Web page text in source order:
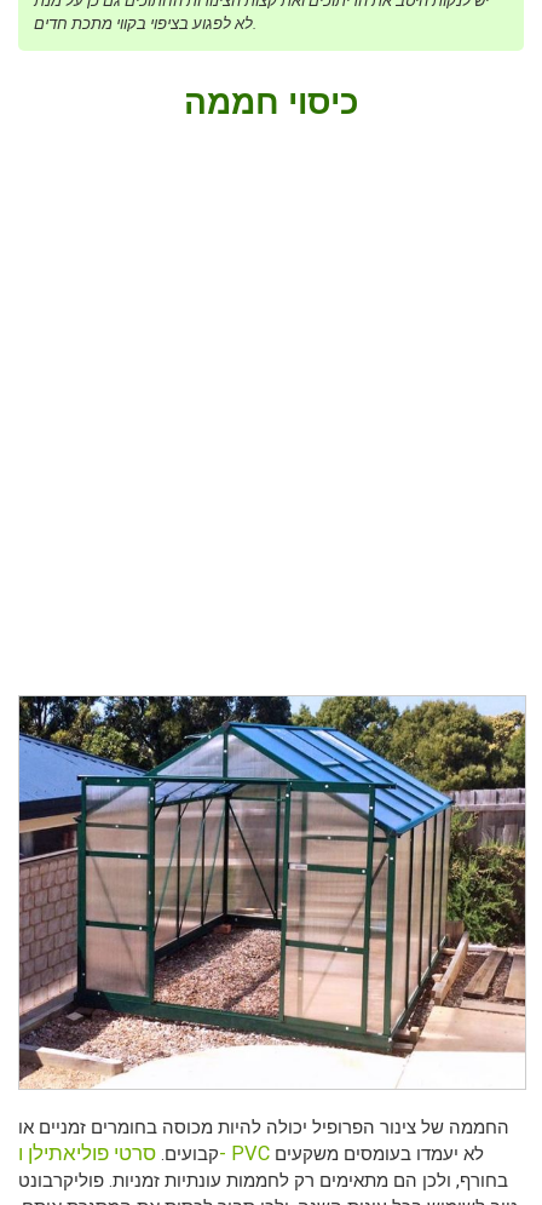
לא לפגוע בציפוי בקווי מתכת חדים.
כיסוי חממה
החממה של צינור הפרופיל יכולה להיות מכוסה בחומרים זמניים או
קבועים.סרטי פוליאתילן ו- PVC
בחורף, ולכן הם מתאימים רק לחממות עונתיות זמניות. פוליקרבונט